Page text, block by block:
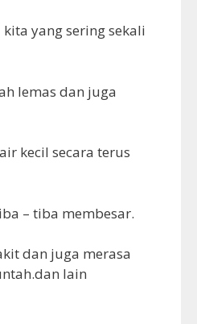
yang sering sekali
lemas dan juga
kecil secara terus
– tiba membesar.
dan juga merasa
lain